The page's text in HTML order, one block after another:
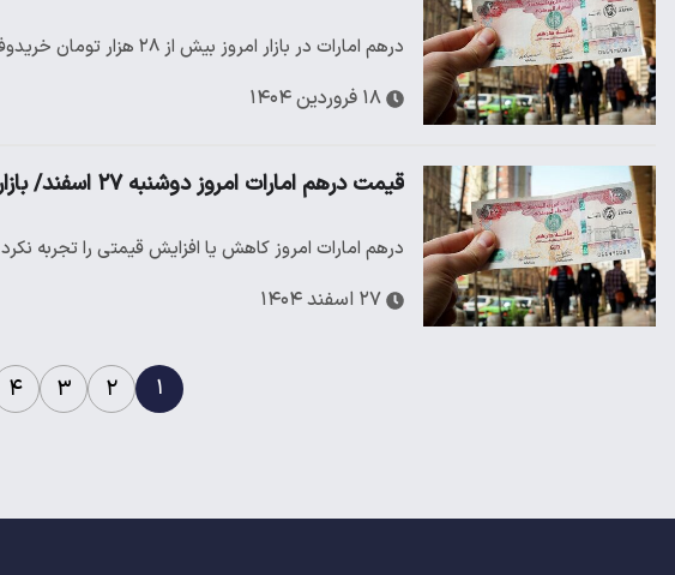
درهم امارات در بازار امروز بیش از ۲۸ هزار تومان خریدوفروش می‌شود
۱۸ فروردین ۱۴۰۴
قیمت درهم امارات امروز دوشنبه ۲۷ اسفند/ بازار درهم در آرامش
درهم امارات امروز کاهش یا افزایش قیمتی را تجربه نکرد
۲۷ اسفند ۱۴۰۴
۱ ۲ ۳ ۴